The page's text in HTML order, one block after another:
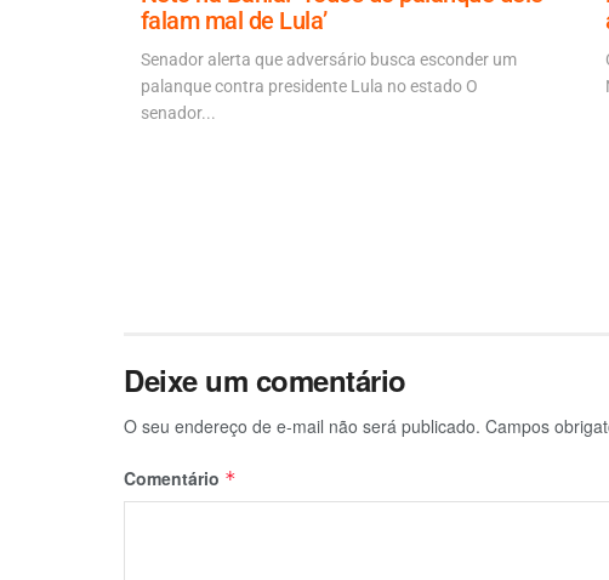
falam mal de Lula’
Senador alerta que adversário busca esconder um
palanque contra presidente Lula no estado O
senador...
Deixe um comentário
O seu endereço de e-mail não será publicado. Campos
Comentário *